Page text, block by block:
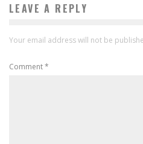
LEAVE A REPLY
Your email address will not be
Comment*